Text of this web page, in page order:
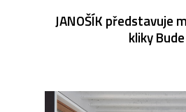
JANOŠÍK představuje
kliky Bude